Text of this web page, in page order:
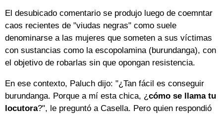
El desubicado comentario se produjo luego de coemntar
caos recientes de "viudas negras" como suele
denominarse a las mujeres que someten a sus víctimas
con sustancias como la escopolamina (burundanga), con
el objetivo de robarlas sin que opongan resistencia.
En ese contexto, Paluch dijo: "¿Tan fácil es conseguir
burundanga. Porque a mí esta chica, ¿cómo se llama tu
locutora?", le preguntó a Casella. Pero quien respondió